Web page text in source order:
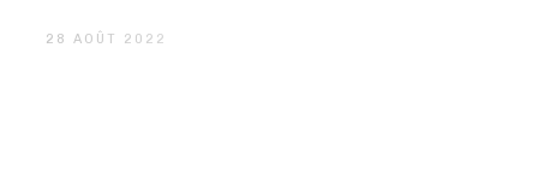
28 AOÛT 2022